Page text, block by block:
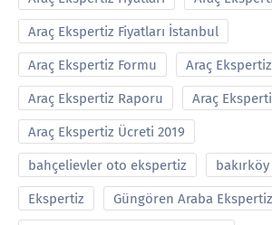
Araç Ekspertiz Fiyatları İstanbul
Araç Ekspertiz Formu Araç
Araç Ekspertiz Raporu Araç
Araç Ekspertiz Ücreti 2019
bahçelievler oto ekspertiz
Ekspertiz Güngören Araba Ekspertiz